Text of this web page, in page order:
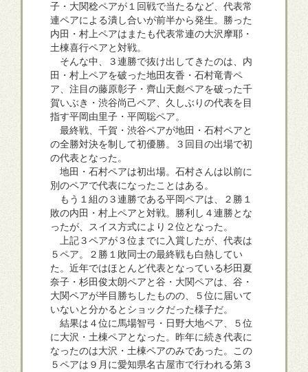
子・大関稔ペアが１回戦で当たるなど、代表常
連ペアによる潰し合いが前半から発生。勝った
内田・村上ペアはまたも代表常連の大沢摩耶・
土棟喜行ペアと対戦。
そんな中、３連勝で抜け出してきたのは、内
田・村上ペアを破った地田友香・石村竜青ペ
ア、注目の藤原彰子・齊山天彪ペアを破った千
賀いぶき・渋谷尚己ペア、久しぶりの代表を目
指す平岡由里子・平岡聡ペア。
最終戦、千賀・渋谷ペアが地田・石村ペアと
の全勝対決を制して初優勝。３回目の出場で初
の代表となった。
地田・石村ペアは初出場。石村さんは以前に
別のペアで代表になったことはある。
もう１組の３連勝である平岡ペアは、２勝１
敗の内田・村上ペアと対戦。勝利し４連勝とな
ったが、スイス方式により２位となった。
上記３ペアが３位までに入賞したが、代表は
５ペア。２勝１敗同士の最終戦も白熱してい
た。近年ではほとんど代表となっている杉田夏
奈子・杉田俊太朗ペアと谷・大関ペアは、谷・
大関ペアが半目勝ちしたものの、５位に届いて
いないと分かるとショックだった様子だ。
結果は４位に馬場智弓・日野大地ペア、５位
に大沢・土棟ペアとなった。昨年に続き代表に
なったのは大沢・土棟ペアのみであった。この
５ペアは９月に愛知県名古屋市で行われる第３